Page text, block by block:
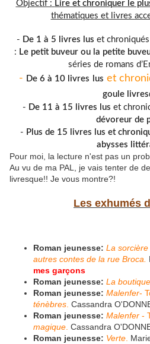
Objectif : Lire et chroniquer le
thématiques et livres
- De 1 à 5 livres lus et
: Le petit buveur ou la petite
séries de romans
- De 6 à 10 livres lus et
goule
- De 11 à 15 livres lus et
dévoreur de
- Plus de 15 livres lus et
abysses
Pour moi, la lecture n'est pas un
Au vu de ma PAL, je vais tenter de
livresque!! Je vous montre?!
Les exhumés
Roman jeunesse: La
autres contes de la rue Broca.
mes garçons
Roman jeunesse: La
Roman jeunesse: Malenfer-
ténèbres Cassandra
Roman jeunesse: Malenfer -
magique Cassandra
Roman jeunesse: Verte